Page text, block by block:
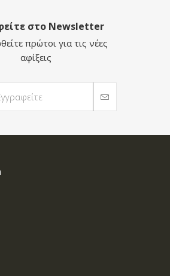
στο Newsletter
πρώτοι για τις νέες
αφίξεις